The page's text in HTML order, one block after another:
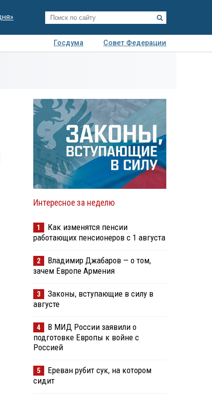
Госдума
Совет Федерации
Интересное за неделю
1
Как изменятся пенсии
работающих пенсионеров с 1 августа
2
Владимир Джабаров — о том,
зачем Европе Армения
3
Законы, вступающие в силу в
августе
4
В МИД России заявили о
подготовке Европы к войне с
Россией
5
Ереван рубит сук, на котором
сидит